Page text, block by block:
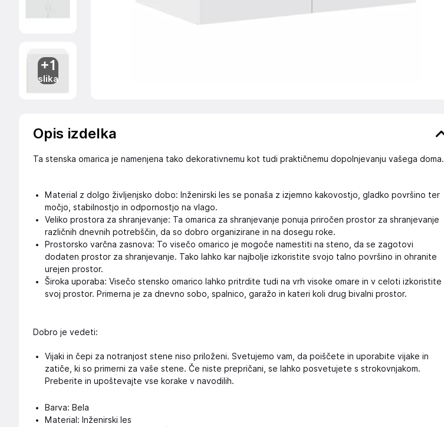
+1
slika
Opis izdelka
Ta stenska omarica je namenjena tako dekorativnemu kot tudi praktičnemu dopolnjevanju vašega doma.
Material z dolgo življenjsko dobo: Inženirski les se ponaša z izjemno kakovostjo, gladko površino ter
močjo, stabilnostjo in odpornostjo na vlago.
Veliko prostora za shranjevanje: Ta omarica za shranjevanje ponuja priročen prostor za shranjevanje
različnih dnevnih potrebščin, da so dobro organizirane in na dosegu roke.
Prostorsko varčna zasnova: To visečo omarico je mogoče namestiti na steno, da se zagotovi
dodaten prostor za shranjevanje. Tako lahko kar najbolje izkoristite svojo talno površino in ohranite
urejen prostor.
Široka uporaba: Visečo stensko omarico lahko pritrdite tudi na vrh visoke omare in v celoti izkoristite
svoj prostor. Primerna je za dnevno sobo, spalnico, garažo in kateri koli drug bivalni prostor.
Dobro je vedeti:
Vijaki in čepi za notranjost stene niso priloženi. Svetujemo vam, da poiščete in uporabite vijake in
zatiče, ki so primerni za vaše stene. Če niste prepričani, se lahko posvetujete s strokovnjakom.
Preberite in upoštevajte vse korake v navodilih.
Barva: Bela
Material: Inženirski les